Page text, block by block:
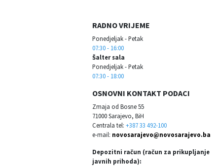
RADNO VRIJEME
Ponedjeljak - Petak
07:30 - 16:00
Šalter sala
Ponedjeljak - Petak
07:30 - 18:00
OSNOVNI KONTAKT PODACI
Zmaja od Bosne 55
71000 Sarajevo, BiH
Centrala tel: +387 33 492-100
e-mail: novosarajevo@novosarajevo.ba
Depozitni račun (račun za prikupljanje
javnih prihoda):